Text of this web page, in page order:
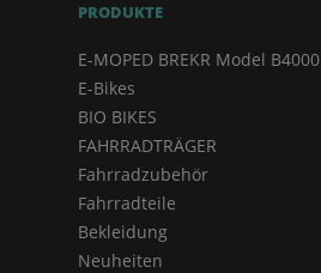
PRODUKTE
E-MOPED BREKR Model B4000
E-Bikes
BIO BIKES
FAHRRADTRÄGER
Fahrradzubehör
Fahrradteile
Bekleidung
Neuheiten